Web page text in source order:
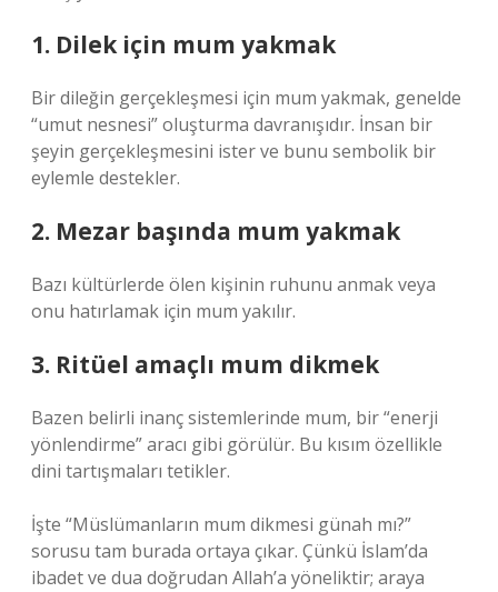
1. Dilek için mum yakmak
Bir dileğin gerçekleşmesi için mum yakmak, genelde
“umut nesnesi” oluşturma davranışıdır. İnsan bir
şeyin gerçekleşmesini ister ve bunu sembolik bir
eylemle destekler.
2. Mezar başında mum yakmak
Bazı kültürlerde ölen kişinin ruhunu anmak veya
onu hatırlamak için mum yakılır.
3. Ritüel amaçlı mum dikmek
Bazen belirli inanç sistemlerinde mum, bir “enerji
yönlendirme” aracı gibi görülür. Bu kısım özellikle
dini tartışmaları tetikler.
İşte “Müslümanların mum dikmesi günah mı?”
sorusu tam burada ortaya çıkar. Çünkü İslam’da
ibadet ve dua doğrudan Allah’a yöneliktir; araya